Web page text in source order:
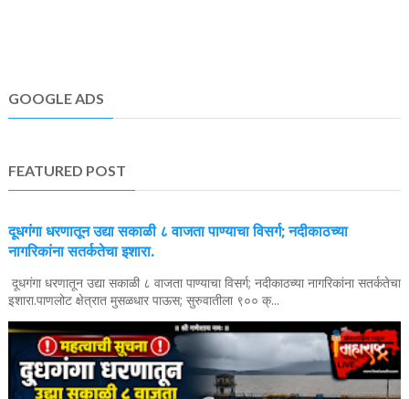
GOOGLE ADS
FEATURED POST
दूधगंगा धरणातून उद्या सकाळी ८ वाजता पाण्याचा विसर्ग; नदीकाठच्या
नागरिकांना सतर्कतेचा इशारा.
दूधगंगा धरणातून उद्या सकाळी ८ वाजता पाण्याचा विसर्ग; नदीकाठच्या नागरिकांना सतर्कतेचा
इशारा.पाणलोट क्षेत्रात मुसळधार पाऊस; सुरुवातीला ९०० क्...